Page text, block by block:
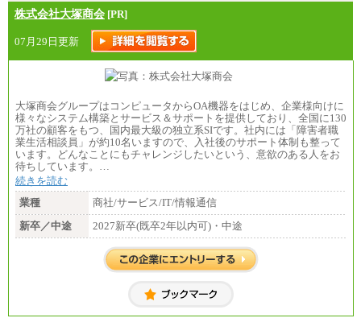
株式会社大塚商会 [PR]
07月29日更新
大塚商会グループはコンピュータからOA機器をはじめ、企業様向けに
様々なシステム構築とサービス＆サポートを提供しており、全国に130
万社の顧客をもつ、国内最大級の独立系SIです。社内には「障害者職
業生活相談員」が約10名いますので、入社後のサポート体制も整って
います。どんなことにもチャレンジしたいという、意欲のある人をお
待ちしています。…
続きを読む
業種
商社/サービス/IT/情報通信
新卒／中途
2027新卒(既卒2年以内可)・中途